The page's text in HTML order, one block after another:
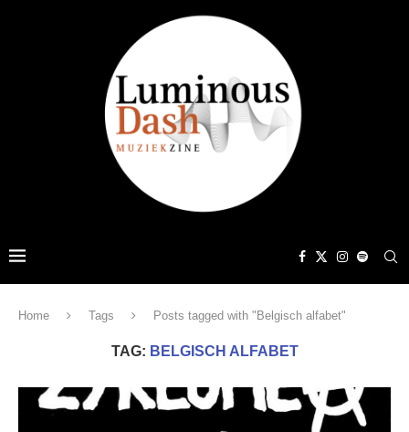
Home Tags Posts tagged with "Belgisch alfabet"
TAG: BELGISCH ALFABET